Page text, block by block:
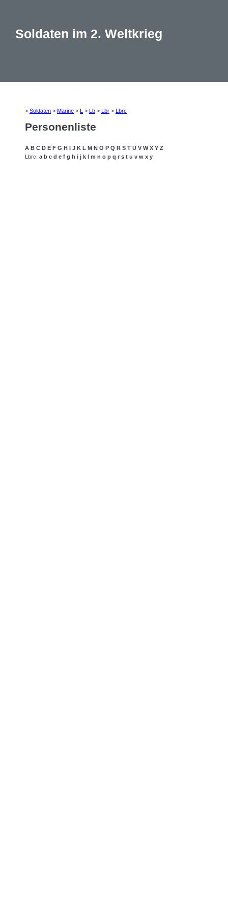
Soldaten im 2. Weltkrieg
> Soldaten > Marine > L > Lb > Lbr > Lbrc
Personenliste
A B C D E F G H I J K L M N O P Q R S T U V W X Y Z
Lbrc: a b c d e f g h i j k l m n o p q r s t u v w x y